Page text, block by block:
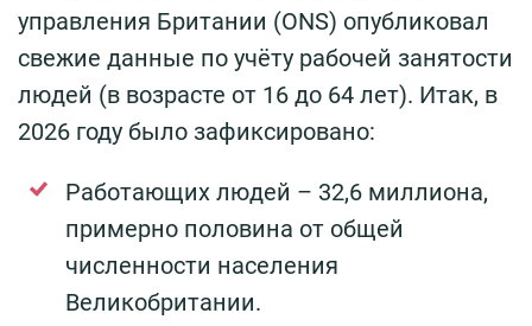
управления Британии (ONS) опубликовал
свежие данные по учёту рабочей занятости
людей (в возрасте от 16 до 64 лет). Итак, в
2026 году было зафиксировано:
Работающих людей – 32,6 миллиона,
примерно половина от общей
численности населения
Великобритании.